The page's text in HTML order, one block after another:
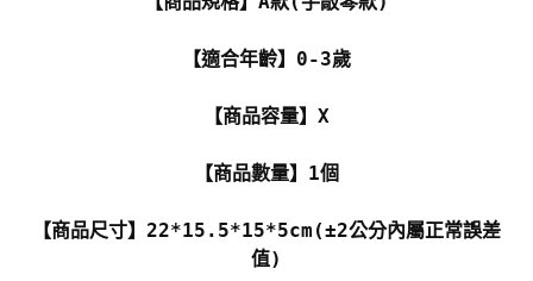
【適合年齡】0-3歲
【商品容量】X
【商品數量】1個
【商品尺寸】22*15.5*15*5cm(±2公分內屬正常誤差
值)